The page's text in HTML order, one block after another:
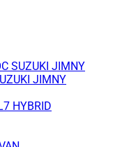
SUZUKI JIMNY
JIMNY
HYBRID